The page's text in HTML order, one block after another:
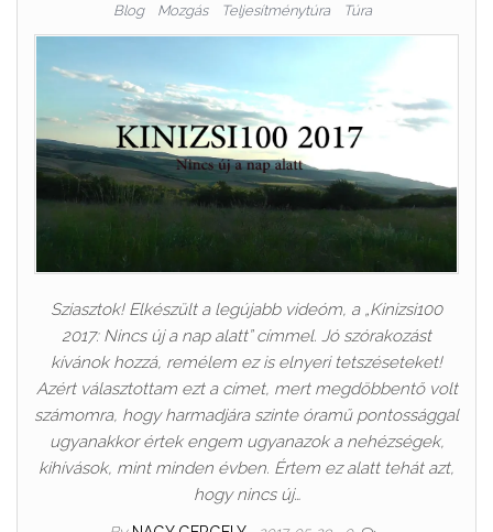
Blog Mozgás Teljesítménytúra Túra
Sziasztok! Elkészült a legújabb videóm, a „Kinizsi100
2017: Nincs új a nap alatt” címmel. Jó szórakozást
kívánok hozzá, remélem ez is elnyeri tetszéseteket!
Azért választottam ezt a címet, mert megdöbbentő volt
számomra, hogy harmadjára szinte óramű pontossággal
ugyanakkor értek engem ugyanazok a nehézségek,
kihívások, mint minden évben. Értem ez alatt tehát azt,
hogy nincs új…